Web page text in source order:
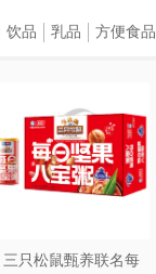
三只松鼠甄养联名每
饮品 乳品 方便食品